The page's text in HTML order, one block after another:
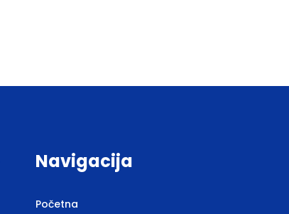
Navigacija
Početna